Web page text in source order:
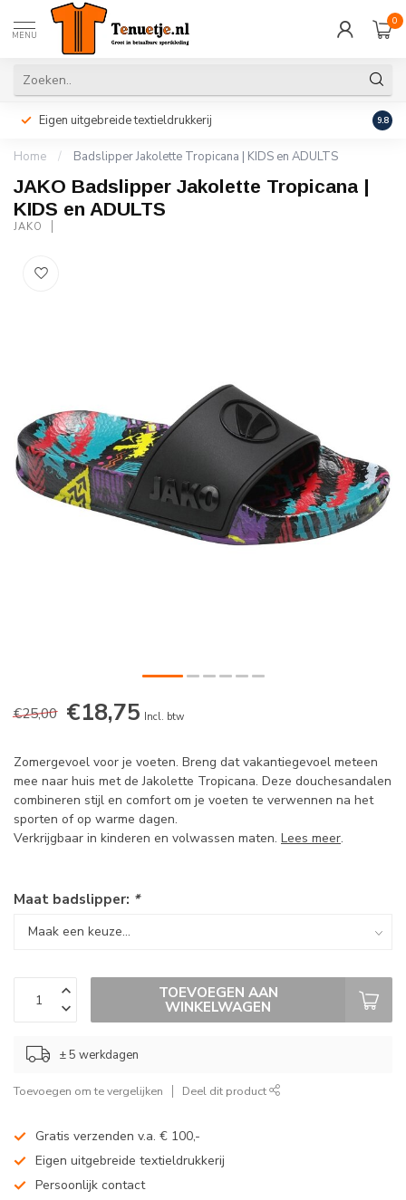
MENU
0
Eigen uitgebreide textieldrukkerij 9.8
Home / Badslipper Jakolette Tropicana | KIDS en ADULTS
JAKO Badslipper Jakolette Tropicana |
KIDS en ADULTS
JAKO
€25,00 €18,75 Incl. btw
Zomergevoel voor je voeten. Breng dat vakantiegevoel meteen
mee naar huis met de Jakolette Tropicana. Deze douchesandalen
combineren stijl en comfort om je voeten te verwennen na het
sporten of op warme dagen.
Verkrijgbaar in kinderen en volwassen maten. Lees meer.
Maat badslipper: *
TOEVOEGEN AAN
WINKELWAGEN
± 5 werkdagen
Toevoegen om te vergelijken Deel dit product
Gratis verzenden v.a. € 100,-
Eigen uitgebreide textieldrukkerij
Persoonlijk contact